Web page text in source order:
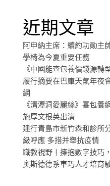
近期文章
阿申納主席：續約功勛主
學椅為今夏重要任務
《中國能查包養價錢源轉
履行摘要在巴庫天氣年夜
網
《清潭洞愛麗絲》喜包養
施厚文根英出演
建行青島市新竹森和診所
級呼應 多措并舉抗疫情
職教視野丨擁抱數字技巧
奧斯德德系車巧人才培育